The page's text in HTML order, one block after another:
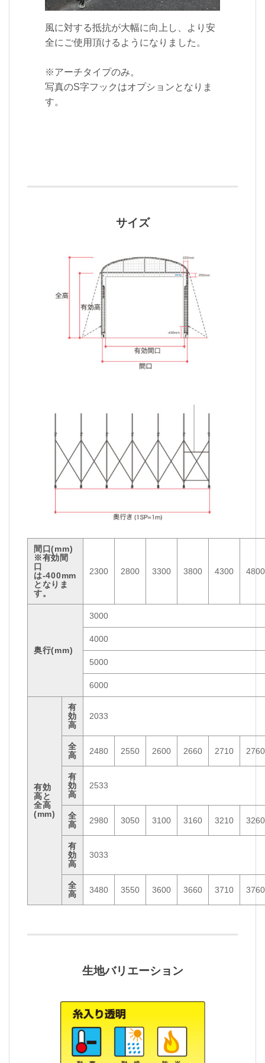
風に対する抵抗が大幅に向上し、より安
全にご使用頂けるようになりました。
※アーチタイプのみ。
写真のS字フックはオプションとなりま
す。
サイズ
間口(mm)
※有効間
口
は-400mm
となりま
す。
2300 2800 3300 3800 4300 4800
奥行(mm)
3000
4000
5000
6000
有効
高と
全高
(mm)
有
効
高
2033
全
高
2480 2550 2600 2660 2710 2760
有
効
高
2533
全
高
2980 3050 3100 3160 3210 3260
有
効
高
3033
全
高
3480 3550 3600 3660 3710 3760
生地バリエーション